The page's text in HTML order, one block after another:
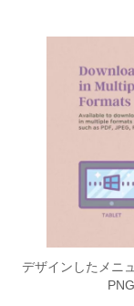
デザインしたメニ